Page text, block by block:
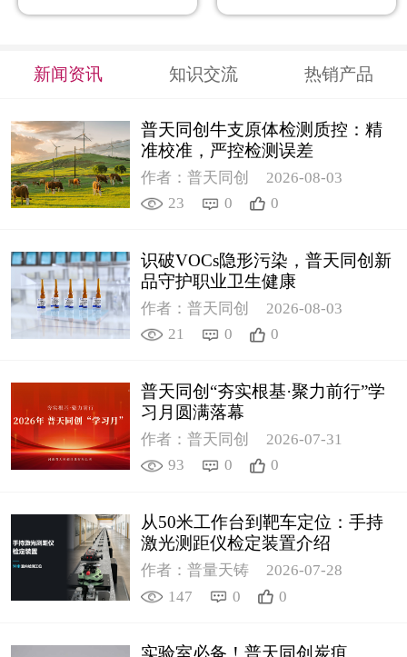
新闻资讯 知识交流 热销产品
普天同创牛支原体检测质控：精
准校准，严控检测误差
作者：普天同创
2026-08-03
23
0 0
识破VOCs隐形污染，普天同创新
品守护职业卫生健康
作者：普天同创
2026-08-03
21
0 0
普天同创“夯实根基·聚力前行”学
习月圆满落幕
作者：普天同创
2026-07-31
93
0 0
从50米工作台到靶车定位：手持
激光测距仪检定装置介绍
作者：普量天铸
2026-07-28
147
0 0